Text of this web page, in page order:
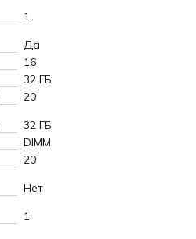
1
Да
16
32 ГБ
20
32 ГБ
DIMM
20
Нет
1